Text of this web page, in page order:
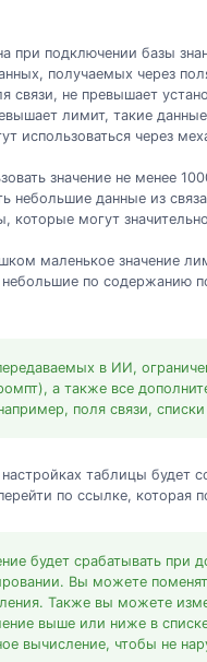
при подключении базы
получаемых через
связи, не превышает
лимит, такие
использоваться через
значение не менее
небольшие данные из
которые могут
маленькое значение
по содержанию
в ИИ,
а также все
поля связи,
таблицы будет
по ссылке, которая
будет срабатывать при
Вы можете
Также вы можете
выше или ниже в
вычисление, чтобы не